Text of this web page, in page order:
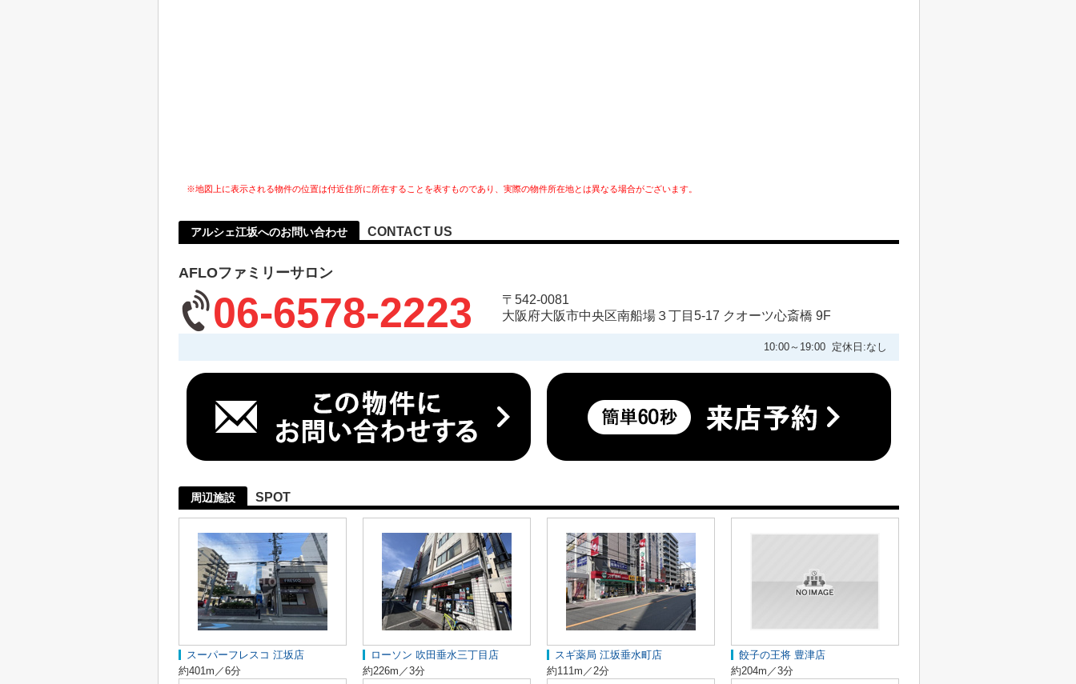
※地図上に表示される物件の位置は付近住所に所在することを表すものであり、実際の物件所在地とは異なる場合がございます。
アルシェ江坂へのお問い合わせ CONTACT US
AFLOファミリーサロン
06-6578-2223
〒542-0081
大阪府大阪市中央区南船場３丁目5-17 クオーツ心斎橋 9F
10:00～19:00 定休日:なし
周辺施設 SPOT
スーパーフレスコ 江坂店
約401m／6分
ローソン 吹田垂水三丁目店
約226m／3分
スギ薬局 江坂垂水町店
約111m／2分
餃子の王将 豊津店
約204m／3分